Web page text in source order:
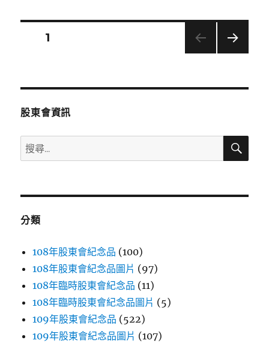
分
頁次1
股東會資訊
搜
尋
鍵
搜
分類
108年股東會紀念品 (100)
108年股東會紀念品圖片 (97)
108年臨時股東會紀念品 (11)
108年臨時股東會紀念品圖片 (5)
109年股東會紀念品 (522)
109年股東會紀念品圖片 (107)